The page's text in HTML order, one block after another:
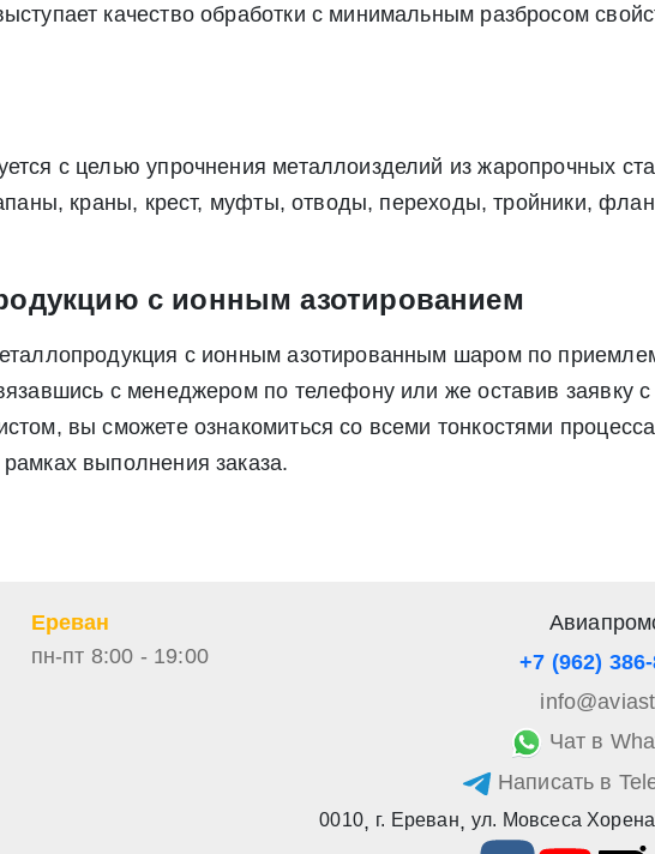
качество обработки с минимальным разбросом
с целью упрочнения металлоизделий из жаропрочных
краны, крест, муфты, отводы, переходы, тройники,
с ионным азотированием
с ионным азотированным шаром по
с менеджером по телефону или же оставив заявку
вы сможете ознакомиться со всеми тонкостями
выполнения заказа.
Ереван
пн-пт 8:00 - 19:00
+7 (962)
Чат в
Написать в
0010, г. Ереван, ул. Мовсеса